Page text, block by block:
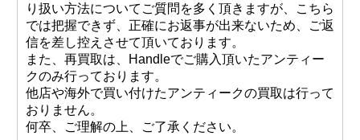
り扱い方法についてご質問を多く頂きますが、こちら
では把握できず、正確にお返事が出来ないため、ご返
信を差し控えさせて頂いております。
また、再買取は、Handleでご購入頂いたアンティー
クのみ行っております。
他店や海外で買い付けたアンティークの買取は行って
おりません。
何卒、ご理解の上、ご了承ください。